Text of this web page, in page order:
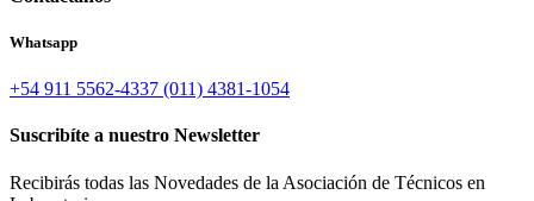
Whatsapp
+54 911 5562-4337 (011) 4381-1054
Suscribíte a nuestro Newsletter
Recibirás todas las Novedades de la Asociación de Técnicos en